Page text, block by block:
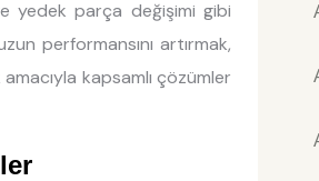
yedek parça değişimi gibi
performansını artırmak,
kapsamlı çözümler